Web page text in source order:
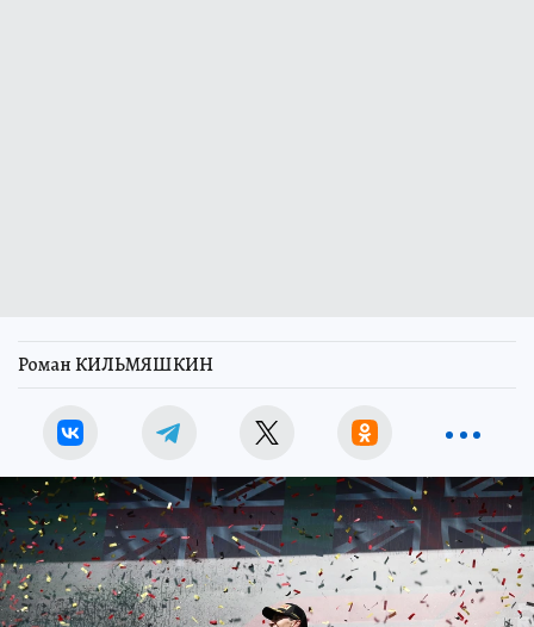
Роман КИЛЬМЯШКИН